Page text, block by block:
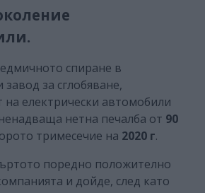
спиране в
завод за сглобяване,
на електрически автомобили
нетна печалба от 90
тримесечие на 2020 г.
поредно положително
и дойде, след като